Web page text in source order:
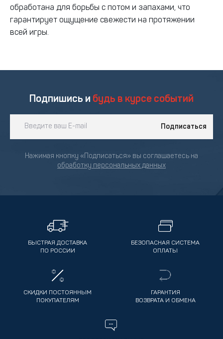
обработана для борьбы с потом и запахами, что
гарантирует ощущение свежести на протяжении
всей игры.
Подпишись и будь в курсе событий
Подписаться
Нажимая кнопку «Подписаться» вы соглашаетесь на
обработку персональных данных
БЫСТРАЯ ДОСТАВКА
ПО РОССИИ
БЕЗОПАСНАЯ СИСТЕМА
ОПЛАТЫ
СКИДКИ ПОСТОЯННЫМ
ПОКУПАТЕЛЯМ
ГАРАНТИЯ
ВОЗВРАТА И ОБМЕНА